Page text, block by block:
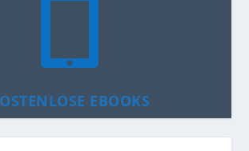
EBOOKS